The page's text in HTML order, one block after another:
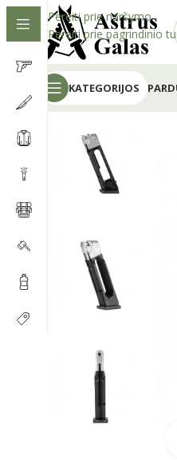
Pereiti prie naršymo
Pereiti prie pagrindinio
KATEGORIJOS